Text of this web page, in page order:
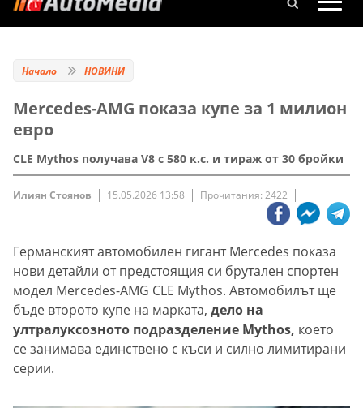
Начало НОВИНИ
Mercedes-AMG показа купе за 1 милион
евро
CLE Mythos получава V8 с 580 к.с. и тираж от 30 бройки
Илиян Стоянов 15.05.2026 13:58 Прочитания: 2422
Германският автомобилен гигант Mercedes показа
нови детайли от предстоящия си брутален спортен
модел Mercedes-AMG CLE Mythos. Автомобилът ще
бъде второто купе на марката, дело на
ултралуксозното подразделение Mythos, което
се занимава единствено с къси и силно лимитирани
серии.